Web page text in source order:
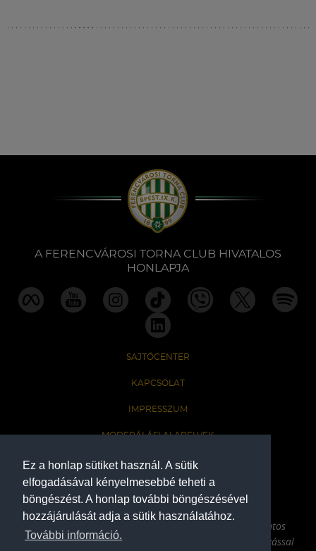
Ez a honlap sütiket használ. A sütik
elfogadásával kényelmesebbé teheti a
böngészést. A honlap további böngészésével
hozzájárulását adja a sütik használatához.
További információ.
A FERENCVÁROSI TORNA CLUB HIVATALOS
HONLAPJA
SAJTÓCENTER
KAPCSOLAT
IMPRESSZUM
MODERÁLÁSI ALAPELVEK
HONLAP ADATKEZELÉSI TÁJÉKOZTATÓ
A Ferencvárosi Torna Club hivatalos honlapja
Az oldalon található írott és képi anyagok csak a forrás pontos
megjelölésével, internetes felhasználás esetén aktív hivatkozással